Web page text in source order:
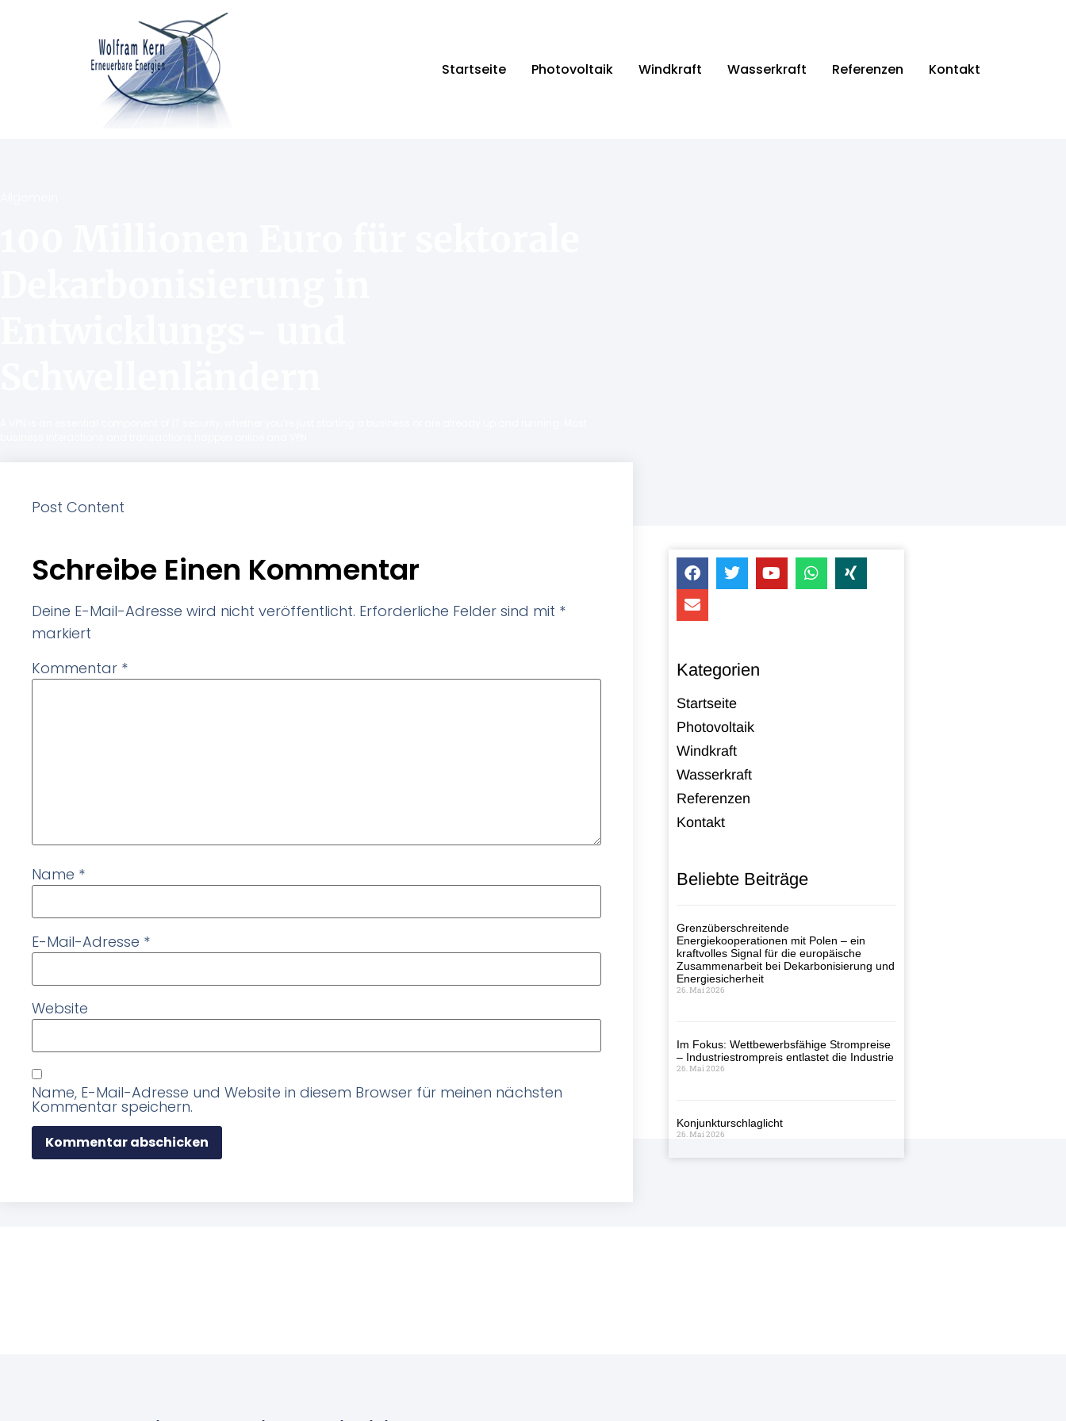
Startseite Photovoltaik Windkraft Wasserkraft Referenzen Kontakt
Post Content
Schreibe Einen Kommentar
Deine E-Mail-Adresse wird nicht veröffentlicht. Erforderliche Felder sind mit *
markiert
Kommentar *
Name *
E-Mail-Adresse *
Website
Name, E-Mail-Adresse und Website in diesem Browser für meinen nächsten
Kommentar speichern.
Kategorien
Startseite
Photovoltaik
Windkraft
Wasserkraft
Referenzen
Kontakt
Beliebte Beiträge
Grenzüberschreitende
Energiekooperationen mit Polen – ein
kraftvolles Signal für die europäische
Zusammenarbeit bei Dekarbonisierung und
Energiesicherheit
26. Mai 2026
Im Fokus: Wettbewerbsfähige Strompreise
– Industriestrompreis entlastet die Industrie
26. Mai 2026
Konjunkturschlaglicht
26. Mai 2026